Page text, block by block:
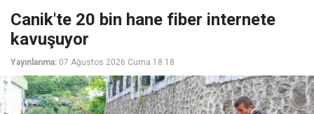
Canik'te 20 bin hane fiber internete
kavuşuyor
Yayınlanma: 07 Ağustos 2026 Cuma 18:18